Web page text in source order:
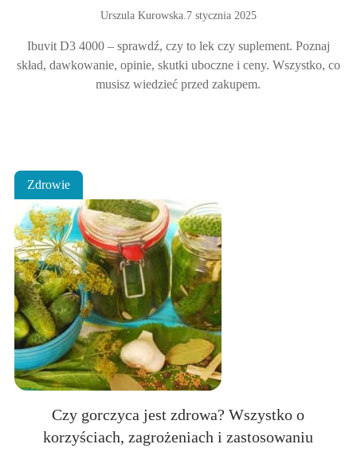
Urszula Kurowska.7 stycznia 2025
Ibuvit D3 4000 – sprawdź, czy to lek czy suplement. Poznaj
skład, dawkowanie, opinie, skutki uboczne i ceny. Wszystko, co
musisz wiedzieć przed zakupem.
Zdrowie
Czy gorczyca jest zdrowa? Wszystko o
korzyściach, zagrożeniach i zastosowaniu